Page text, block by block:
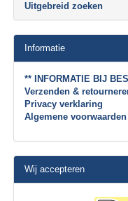
Uitgebreid zoeken
Informatie
** INFORMATIE BIJ
Verzenden &
Privacy verklaring
Algemene voorwaarden
Wij accepteren